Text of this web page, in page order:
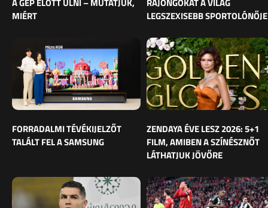
MIÉRT
LEGSZEXISEBB SPORTOLÓNŐJE
FORRADALMI TÉVÉKIJELZŐT
TALÁLT FEL A SAMSUNG
ZENDAYA ÉVE LESZ 2026: 5+1
FILM, AMIBEN A SZÍNÉSZNŐT
LÁTHATJUK JÖVŐRE